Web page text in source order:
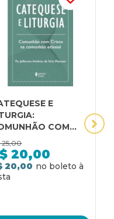
E
COM
NA
ECLESIAL
25,00
20,00
20,00